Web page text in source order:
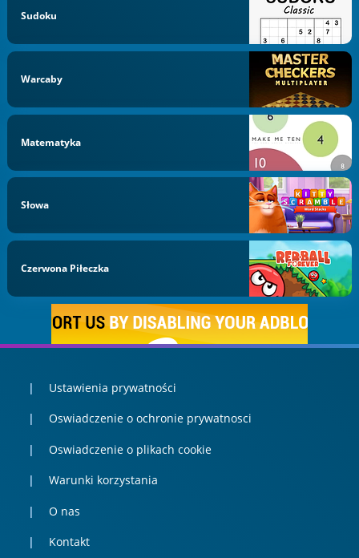
Sudoku
Warcaby
Matematyka
Słowa
Czerwona Piłeczka
Ustawienia prywatności
Oswiadczenie o ochronie prywatnosci
Oswiadczenie o plikach cookie
Warunki korzystania
O nas
Kontakt